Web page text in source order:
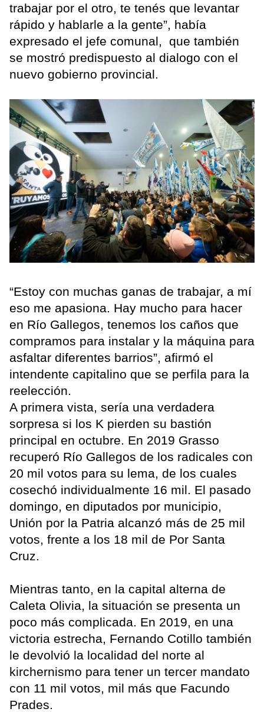
trabajar por el otro, te tenés que levantar
rápido y hablarle a la gente”, había
expresado el jefe comunal, que también
se mostró predispuesto al dialogo con el
nuevo gobierno provincial.
“Estoy con muchas ganas de trabajar, a mí
eso me apasiona. Hay mucho para hacer
en Río Gallegos, tenemos los caños que
compramos para instalar y la máquina para
asfaltar diferentes barrios”, afirmó el
intendente capitalino que se perfila para la
reelección.
A primera vista, sería una verdadera
sorpresa si los K pierden su bastión
principal en octubre. En 2019 Grasso
recuperó Río Gallegos de los radicales con
20 mil votos para su lema, de los cuales
cosechó individualmente 16 mil. El pasado
domingo, en diputados por municipio,
Unión por la Patria alcanzó más de 25 mil
votos, frente a los 18 mil de Por Santa
Cruz.
Mientras tanto, en la capital alterna de
Caleta Olivia, la situación se presenta un
poco más complicada. En 2019, en una
victoria estrecha, Fernando Cotillo también
le devolvió la localidad del norte al
kirchernismo para tener un tercer mandato
con 11 mil votos, mil más que Facundo
Prades.